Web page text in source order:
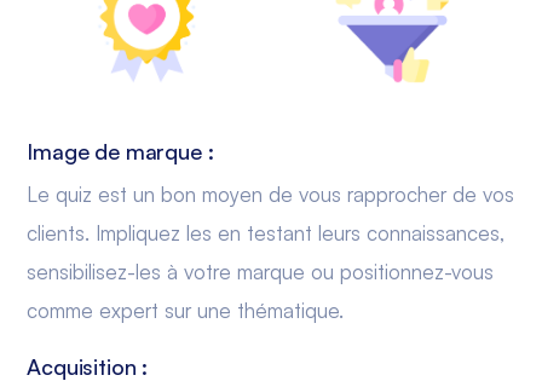
Image de marque :
Le quiz est un bon moyen de vous rapprocher de vos
clients. Impliquez les en testant leurs connaissances,
sensibilisez-les à votre marque ou positionnez-vous
comme expert sur une thématique.
Acquisition :